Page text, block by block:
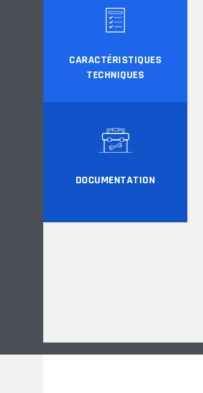
CARACTÉRISTIQUES
TECHNIQUES
DOCUMENTATION